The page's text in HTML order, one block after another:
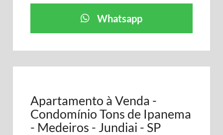
Whatsapp
Apartamento à Venda -
Condomínio Tons de Ipanema
- Medeiros - Jundiai - SP